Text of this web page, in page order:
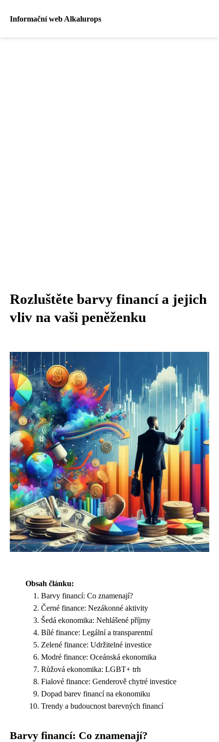
Informační web Alkalurops
Rozluštěte barvy financí a jejich
vliv na vaši peněženku
Obsah článku:
Barvy financí: Co znamenají?
Černé finance: Nezákonné aktivity
Šedá ekonomika: Nehlášené příjmy
Bílé finance: Legální a transparentní
Zelené finance: Udržitelné investice
Modré finance: Oceánská ekonomika
Růžová ekonomika: LGBT+ trh
Fialové finance: Genderově chytré investice
Dopad barev financí na ekonomiku
Trendy a budoucnost barevných financí
Barvy financí: Co znamenají?